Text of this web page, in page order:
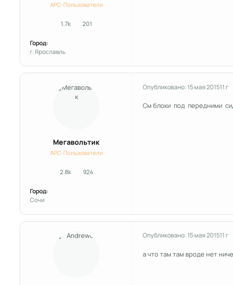
APC-Пользователи
1.7kсообщения
201Репутация
Город:
г. Ярославль
Мегавольтик
APC-Пользователи
2.8kсообщения
924Репутация
Город:
Сочи
Опубликовано:15 мая 201511 г
См блоки под передними
Опубликовано:15 мая 201511 г
а что там там вроде нет